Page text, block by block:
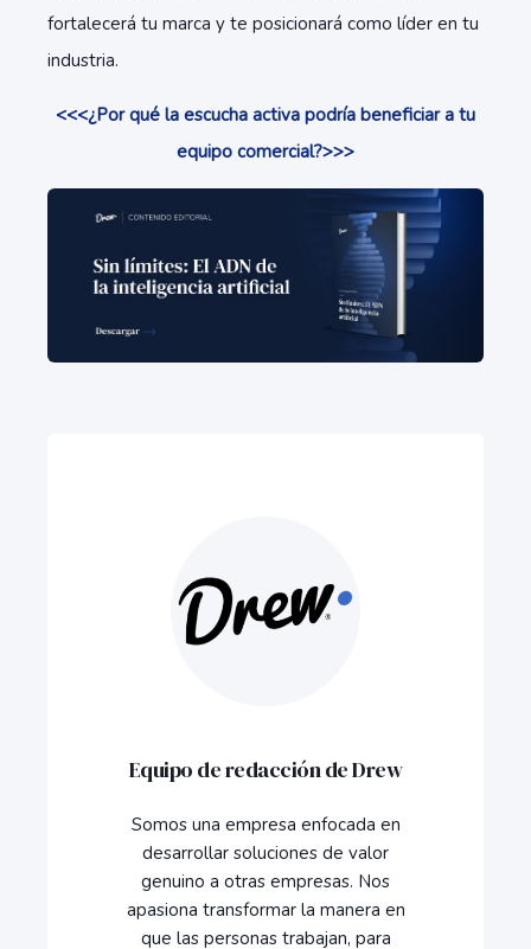
fortalecerá tu marca y te posicionará como líder en tu
industria.
<<<¿Por qué la escucha activa podría beneficiar a tu
equipo comercial?>>>
Equipo de redacción de Drew
Somos una empresa enfocada en
desarrollar soluciones de valor
genuino a otras empresas. Nos
apasiona transformar la manera en
que las personas trabajan, para